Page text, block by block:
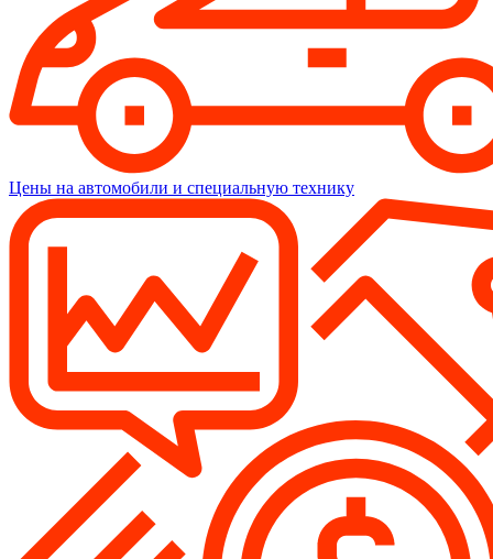
Цены на автомобили и специальную технику